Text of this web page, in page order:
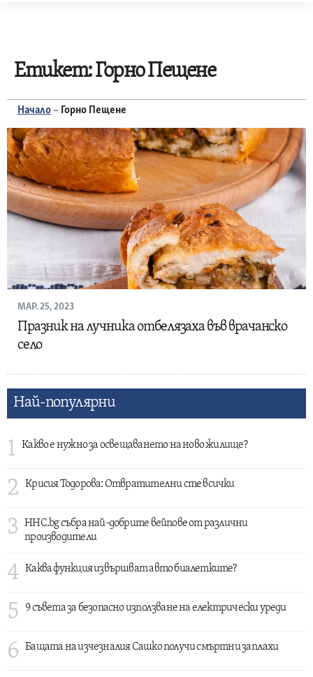
Етикет:Горно Пещене
Начало – Горно Пещене
МАР. 25, 2023
Празник на лучника отбелязаха във врачанско
село
Най-популярни
1 Какво е нужно за освещаването на ново жилище?
2 Крисия Тодорова: Отвратителни сте всички
3
HHC.bg събра най-добрите вейпове от различни
производители
4 Каква функция извършват авто биалетките?
5 9 съвета за безопасно използване на електрически уреди
6 Бащата на изчезналия Сашко получи смъртни заплахи